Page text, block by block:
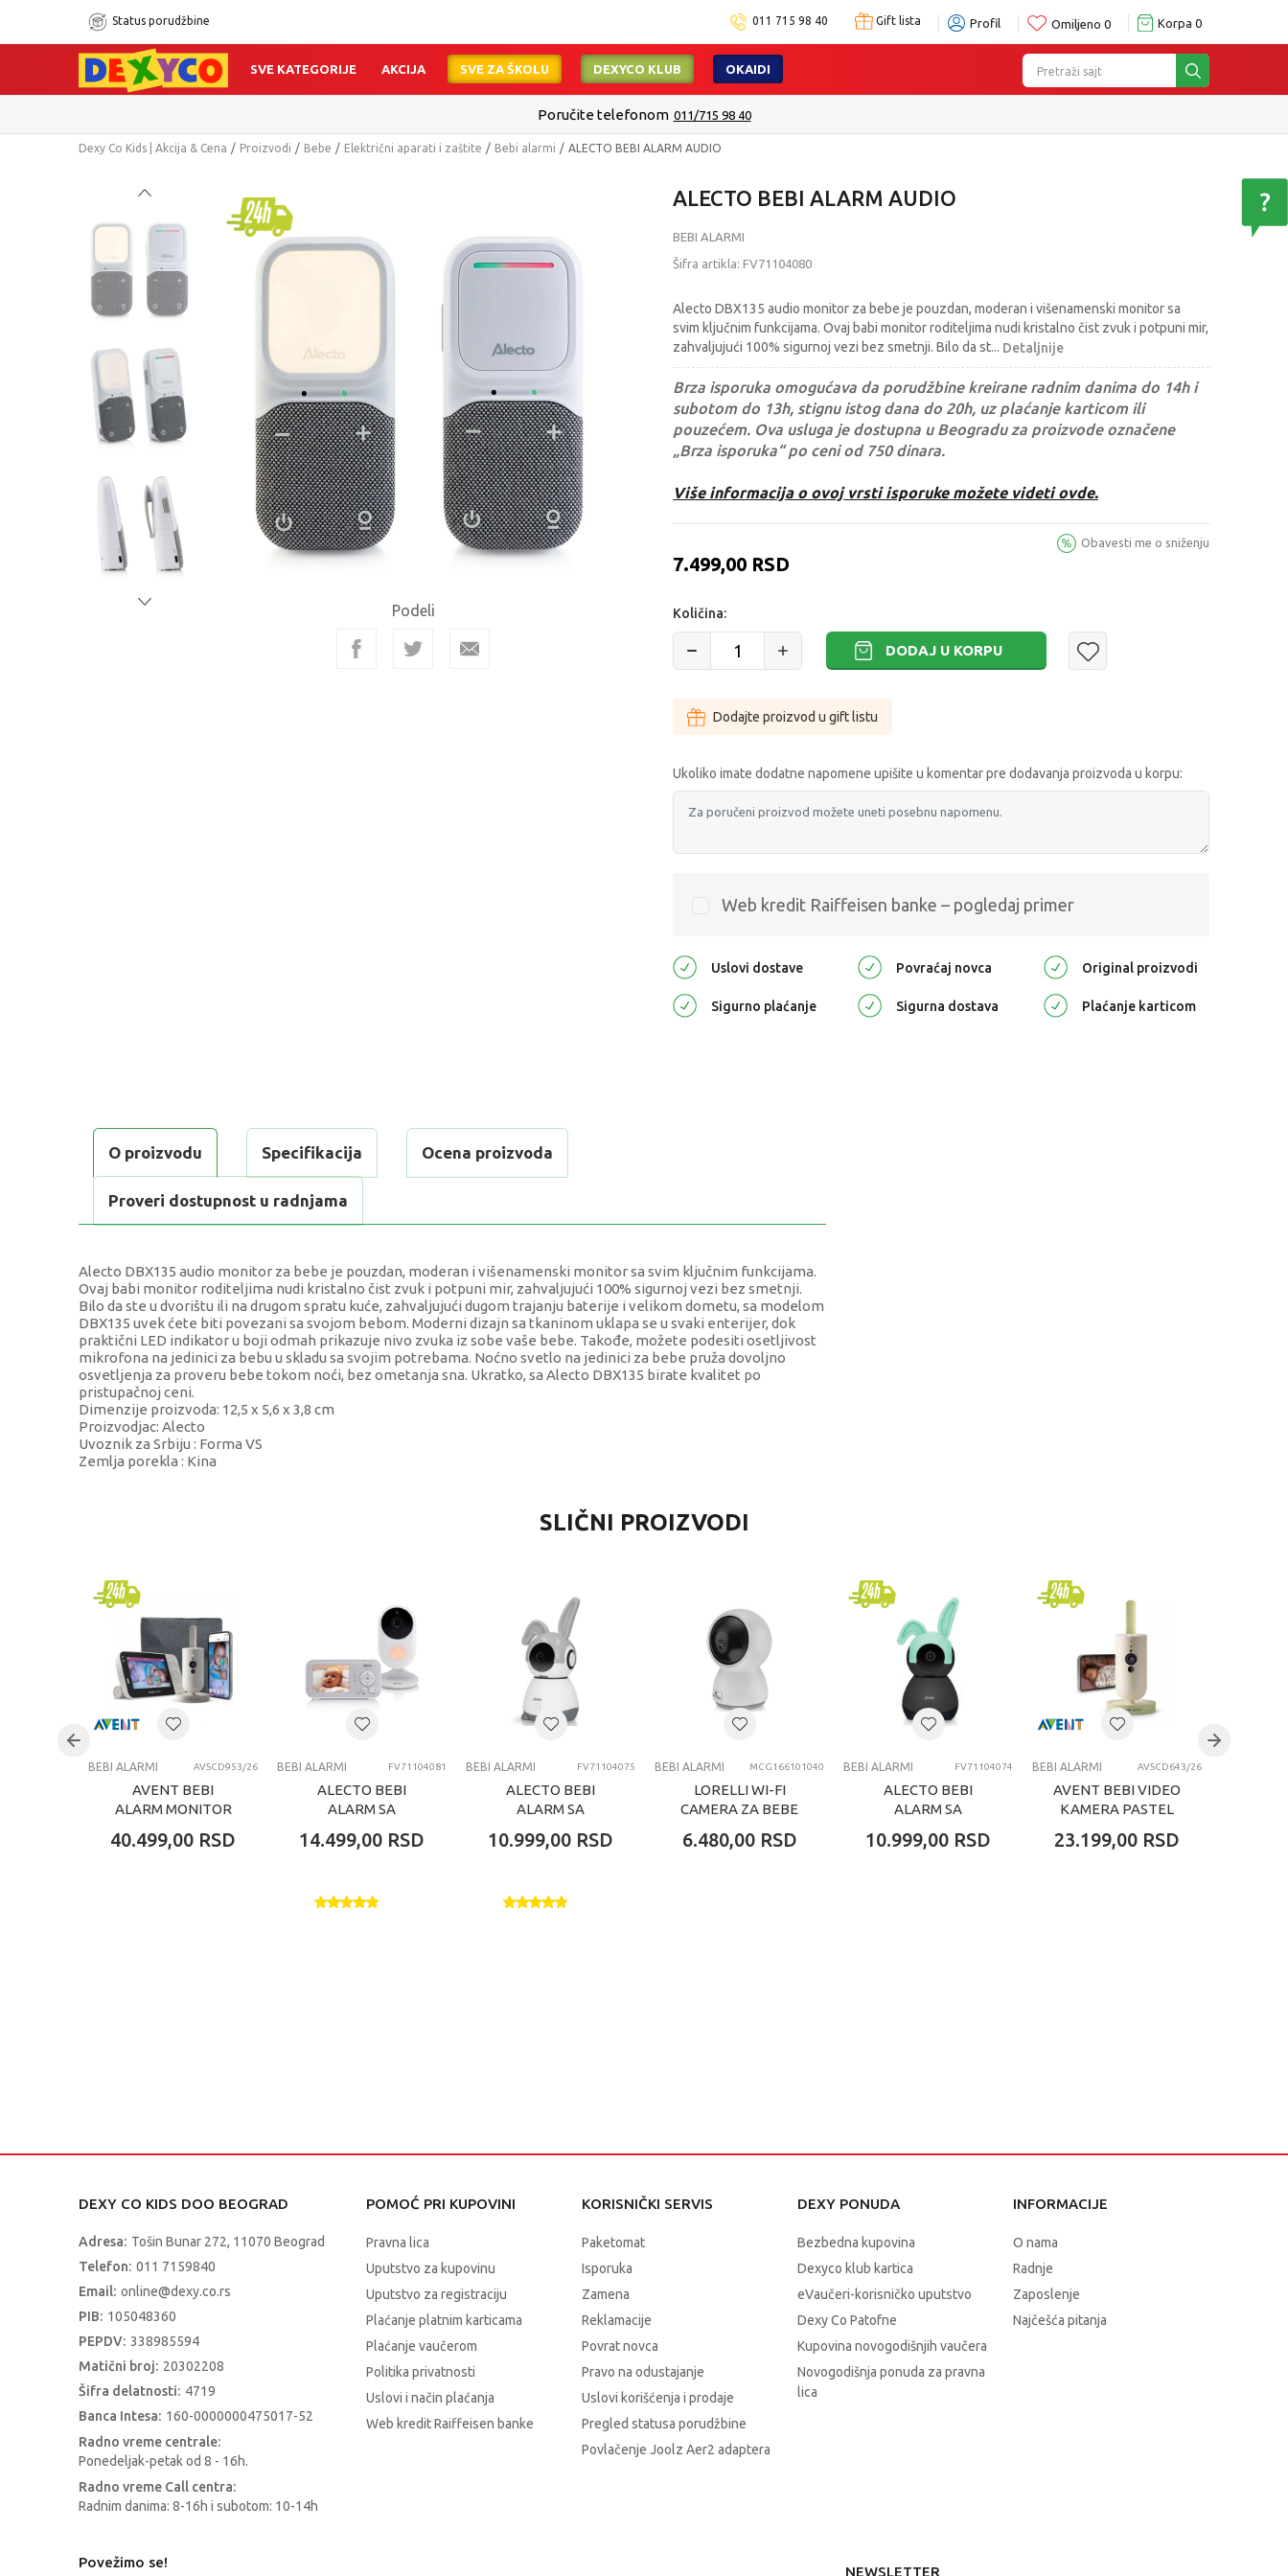
Status porudžbine 011 715 98 40 Gift lista Profil Omiljeno 0 Korpa 0
Pretraži sajt
SVE KATEGORIJE AKCIJA SVE ZA ŠKOLU DEXYCO KLUB OKAIDI
Poručite telefonom 011/715 98 40
Dexy Co Kids | Akcija & Cena Proizvodi Bebe Električni aparati i zaštite Bebi alarmi ALECTO BEBI ALARM AUDIO
Podeli
ALECTO BEBI ALARM AUDIO
BEBI ALARMI
Šifra artikla: FV71104080
Alecto DBX135 audio monitor za bebe je pouzdan, moderan i višenamenski monitor sa
svim ključnim funkcijama. Ovaj babi monitor roditeljima nudi kristalno čist zvuk i potpuni mir,
zahvaljujući 100% sigurnoj vezi bez smetnji. Bilo da st... Detaljnije
Brza isporuka omogućava da porudžbine kreirane radnim danima do 14h i
subotom do 13h, stignu istog dana do 20h, uz plaćanje karticom ili
pouzećem. Ova usluga je dostupna u Beogradu za proizvode označene
„Brza isporuka“ po ceni od 750 dinara.
Više informacija o ovoj vrsti isporuke možete videti ovde.
7.499,00 RSD
Obavesti me o sniženju
Količina:
DODAJ U KORPU
Dodajte proizvod u gift listu
Ukoliko imate dodatne napomene upišite u komentar pre dodavanja proizvoda u korpu:
Web kredit Raiffeisen banke – pogledaj primer
Uslovi dostave Povraćaj novca Original proizvodi
Sigurno plaćanje Sigurna dostava Plaćanje karticom
O proizvodu Specifikacija Ocena proizvoda
Proveri dostupnost u radnjama
Alecto DBX135 audio monitor za bebe je pouzdan, moderan i višenamenski monitor sa svim ključnim funkcijama.
Ovaj babi monitor roditeljima nudi kristalno čist zvuk i potpuni mir, zahvaljujući 100% sigurnoj vezi bez smetnji.
Bilo da ste u dvorištu ili na drugom spratu kuće, zahvaljujući dugom trajanju baterije i velikom dometu, sa modelom
DBX135 uvek ćete biti povezani sa svojom bebom. Moderni dizajn sa tkaninom uklapa se u svaki enterijer, dok
praktični LED indikator u boji odmah prikazuje nivo zvuka iz sobe vaše bebe. Takođe, možete podesiti osetljivost
mikrofona na jedinici za bebu u skladu sa svojim potrebama. Noćno svetlo na jedinici za bebe pruža dovoljno
osvetljenja za proveru bebe tokom noći, bez ometanja sna. Ukratko, sa Alecto DBX135 birate kvalitet po
pristupačnoj ceni.
Dimenzije proizvoda: 12,5 x 5,6 x 3,8 cm
Proizvodjac: Alecto
Uvoznik za Srbiju : Forma VS
Zemlja porekla : Kina
Bebi alarmi
Brend
Uzrast 0+ meseci
Kategorija BABY ALARMI
SLIČNI PROIZVODI
BEBI ALARMI AVSCD953/26
AVENT BEBI
ALARM MONITOR
CONNECTED
40.499,00 RSD
BEBI ALARMI FV71104081
ALECTO BEBI
ALARM SA
DVM2028
14.499,00 RSD
BEBI ALARMI FV71104075
ALECTO BEBI
ALARM SA
BABY 10
10.999,00 RSD
BEBI ALARMI MCG166101040
LORELLI WI-FI
CAMERA ZA BEBE
17S)
6.480,00 RSD
BEBI ALARMI FV71104074
ALECTO BEBI
ALARM SA
10.999,00 RSD
BEBI ALARMI AVSCD643/26
AVENT BEBI VIDEO
KAMERA PASTEL
23.199,00 RSD
DEXY CO KIDS DOO BEOGRAD
Adresa: Tošin Bunar 272, 11070 Beograd
Telefon: 011 7159840
Email: online@dexy.co.rs
PIB: 105048360
PEPDV: 338985594
Matični broj: 20302208
Šifra delatnosti: 4719
Banca Intesa: 160-0000000475017-52
Radno vreme centrale:
Ponedeljak-petak od 8 - 16h.
Radno vreme Call centra:
Radnim danima: 8-16h i subotom: 10-14h
POMOĆ PRI KUPOVINI
Pravna lica
Uputstvo za kupovinu
Uputstvo za registraciju
Plaćanje platnim karticama
Plaćanje vaučerom
Politika privatnosti
Uslovi i način plaćanja
Web kredit Raiffeisen banke
KORISNIČKI SERVIS
Paketomat
Isporuka
Zamena
Reklamacije
Povrat novca
Pravo na odustajanje
Uslovi korišćenja i prodaje
Pregled statusa porudžbine
Povlačenje Joolz Aer2 adaptera
DEXY PONUDA
Bezbedna kupovina
Dexyco klub kartica
eVaučeri-korisničko uputstvo
Dexy Co Patofne
Kupovina novogodišnjih vaučera
Novogodišnja ponuda za pravna
lica
INFORMACIJE
O nama
Radnje
Zaposlenje
Najčešća pitanja
Povežimo se!
NEWSLETTER